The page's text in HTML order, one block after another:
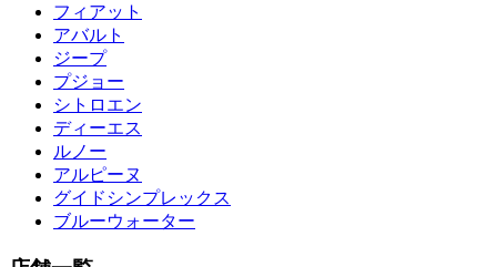
フィアット
アバルト
ジープ
プジョー
シトロエン
ディーエス
ルノー
アルピーヌ
グイドシンプレックス
ブルーウォーター